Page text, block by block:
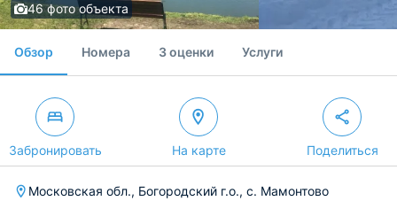
46 фото объекта
Обзор Номера 3 оценки Услуги
Забронировать На карте Поделиться
Московская обл., Богородский г.о., с. Мамонтово